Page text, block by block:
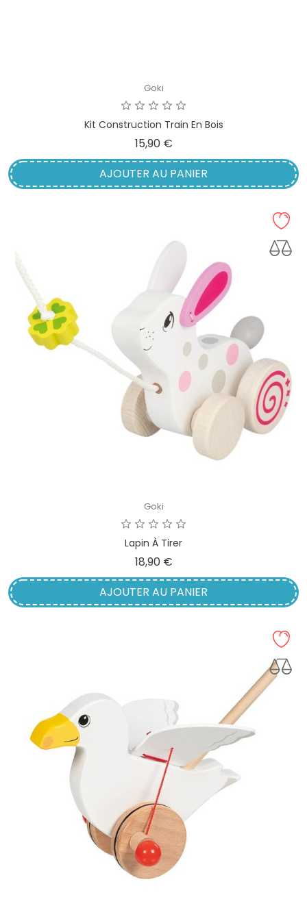
Goki
Kit Construction Train En Bois
15,90 €Prix
AJOUTER AU PANIER
Goki
Lapin À Tirer
18,90 €Prix
AJOUTER AU PANIER